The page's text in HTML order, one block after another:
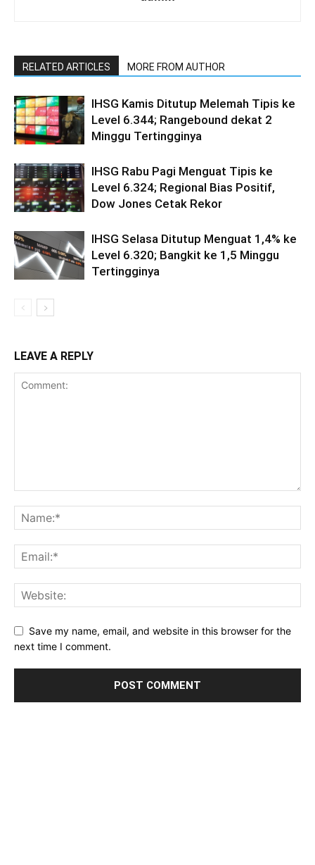
RELATED ARTICLES MORE FROM AUTHOR
IHSG Kamis Ditutup Melemah Tipis ke
Level 6.344; Rangebound dekat 2
Minggu Tertingginya
IHSG Rabu Pagi Menguat Tipis ke
Level 6.324; Regional Bias Positif,
Dow Jones Cetak Rekor
IHSG Selasa Ditutup Menguat 1,4% ke
Level 6.320; Bangkit ke 1,5 Minggu
Tertingginya
LEAVE A REPLY
Save my name, email, and website in this browser for the
next time I comment.